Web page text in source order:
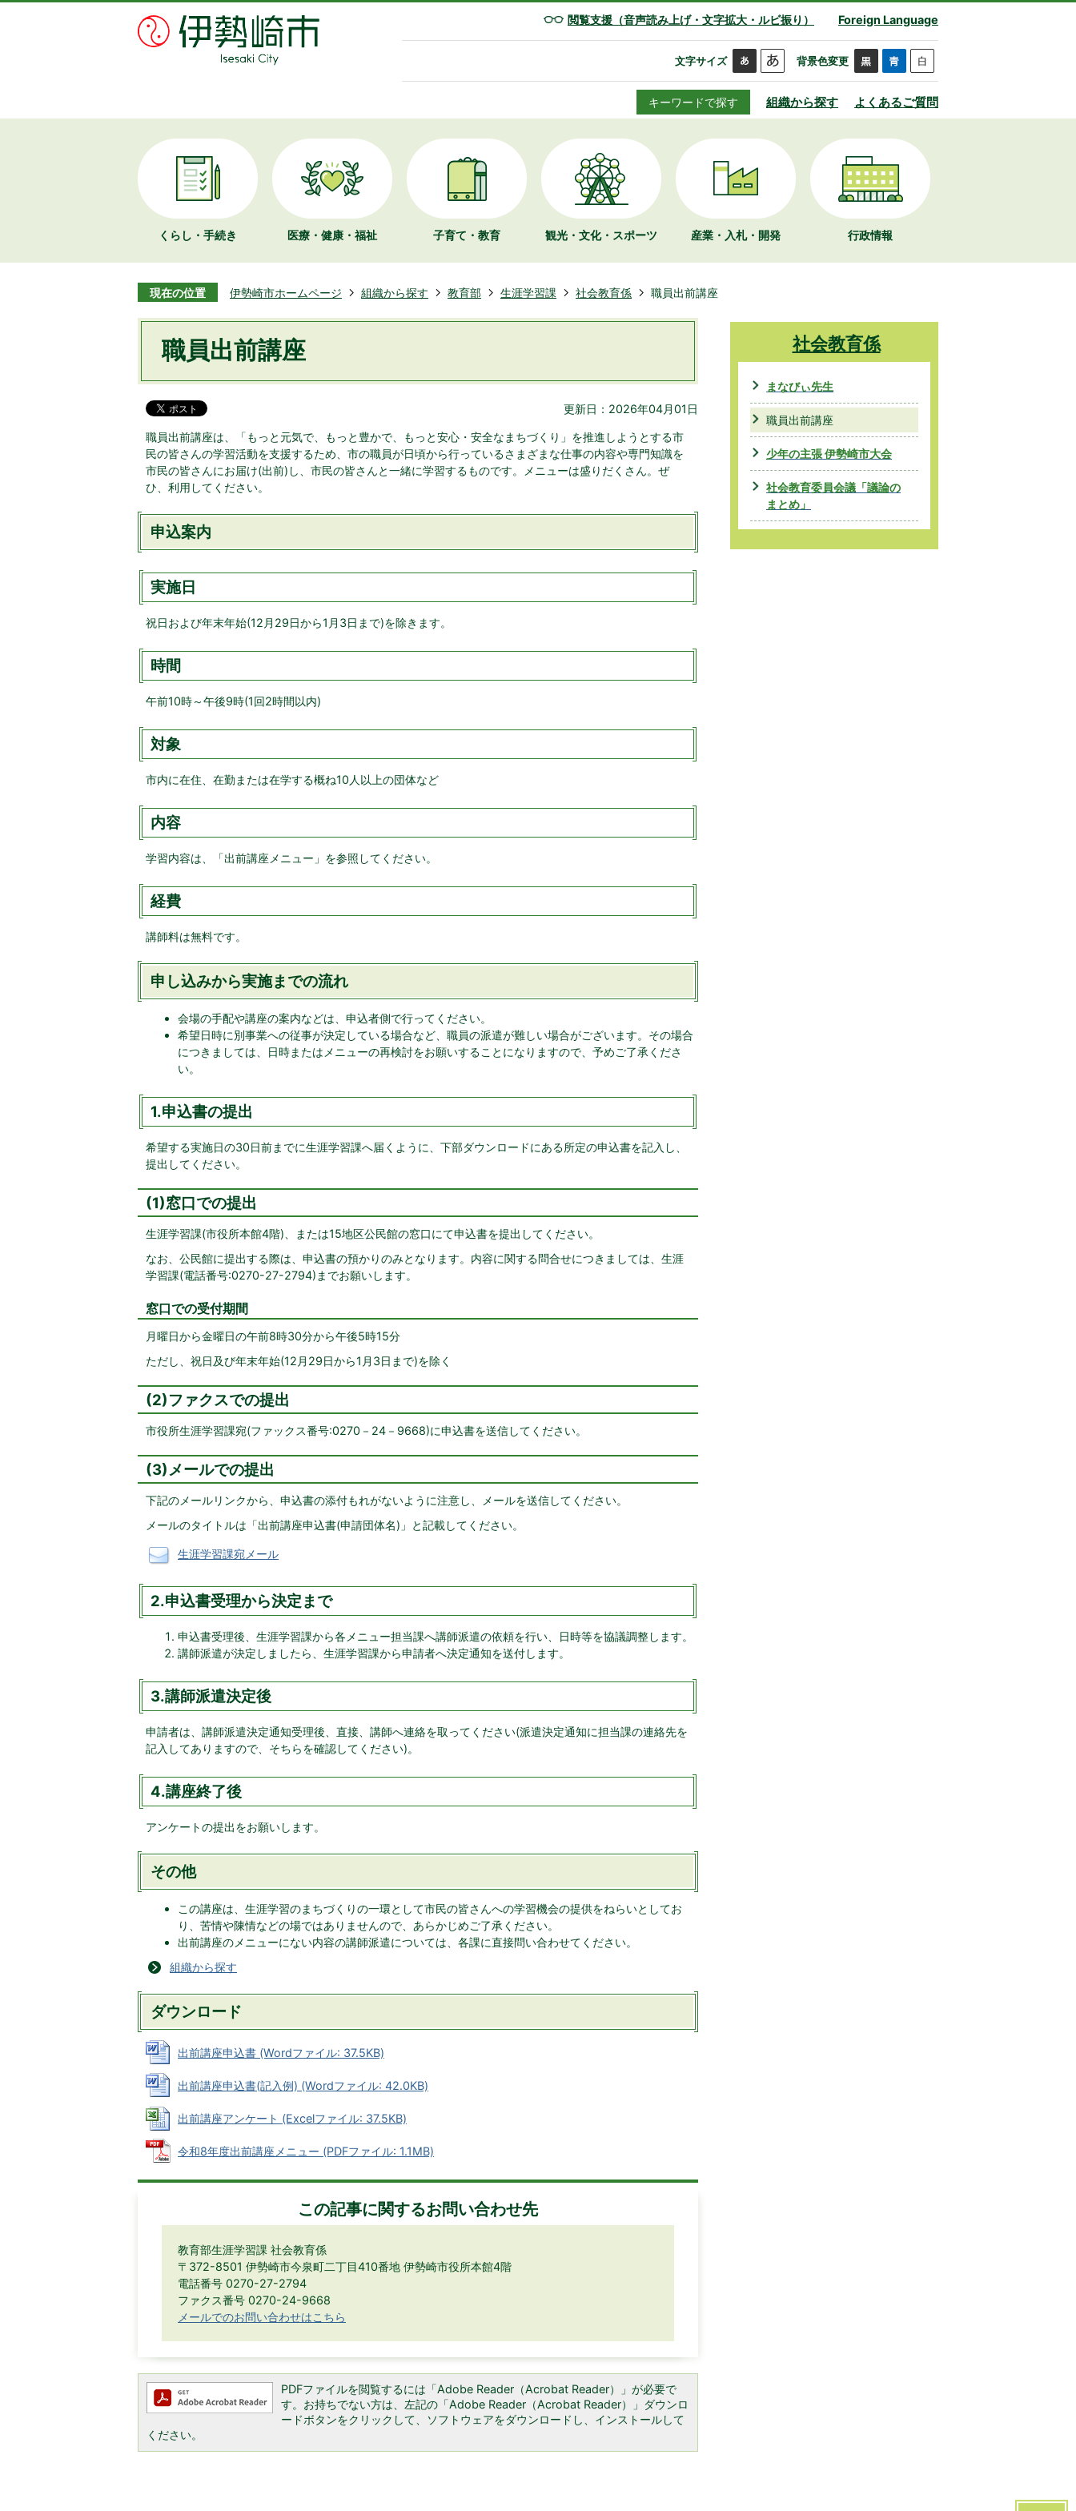
閲覧支援（音声読み上げ・文字拡大・ルビ振り） Foreign Language
文字サイズ 背景色変更
キーワードで探す 組織から探す よくあるご質問
くらし・手続き 医療・健康・福祉 子育て・教育 観光・文化・ スポーツ 産業・入札・開発 行政情報
現在の位置 伊勢崎市ホームページ 組織から探す 教育部 生涯学習課 社会教育係 職員出前講座
職員出前講座
更新日：2026年04月01日
職員出前講座は、「もっと元気で、もっと豊かで、もっと安心・安全なまちづくり」を推進しようとする市
民の皆さんの学習活動を支援するため、市の職員が日頃から行っているさまざまな仕事の内容や専門知識を
市民の皆さんにお届け(出前)し、市民の皆さんと一緒に学習するものです。メニューは盛りだくさん。ぜ
ひ、利用してください。
申込案内
実施日
祝日および年末年始(12月29日から1月3日まで)を除きます。
時間
午前10時～午後9時(1回2時間以内)
対象
市内に在住、在勤または在学する概ね10人以上の団体など
内容
学習内容は、「出前講座メニュー」を参照してください。
経費
講師料は無料です。
申し込みから実施までの流れ
会場の手配や講座の案内などは、申込者側で行ってください。
希望日時に別事業への従事が決定している場合など、職員の派遣が難しい場合がございます。その場合
につきましては、日時またはメニューの再検討をお願いすることになりますので、予めご了承くださ
い。
1.申込書の提出
希望する実施日の30日前までに生涯学習課へ届くように、下部ダウンロードにある所定の申込書を記入し、
提出してください。
(1)窓口での提出
生涯学習課(市役所本館4階)、または15地区公民館の窓口にて申込書を提出してください。
なお、公民館に提出する際は、申込書の預かりのみとなります。内容に関する問合せにつきましては、生涯
学習課(電話番号:0270-27-2794)までお願いします。
窓口での受付期間
月曜日から金曜日の午前8時30分から午後5時15分
ただし、祝日及び年末年始(12月29日から1月3日まで)を除く
(2)ファクスでの提出
市役所生涯学習課宛(ファックス番号:0270－24－9668)に申込書を送信してください。
(3)メールでの提出
下記のメールリンクから、申込書の添付もれがないように注意し、メールを送信してください。
メールのタイトルは「出前講座申込書(申請団体名)」と記載してください。
生涯学習課宛メール
2.申込書受理から決定まで
申込書受理後、生涯学習課から各メニュー担当課へ講師派遣の依頼を行い、日時等を協議調整します。
講師派遣が決定しましたら、生涯学習課から申請者へ決定通知を送付します。
3.講師派遣決定後
申請者は、講師派遣決定通知受理後、直接、講師へ連絡を取ってください(派遣決定通知に担当課の連絡先を
記入してありますので、そちらを確認してください)。
4.講座終了後
アンケートの提出をお願いします。
その他
この講座は、生涯学習のまちづくりの一環として市民の皆さんへの学習機会の提供をねらいとしてお
り、苦情や陳情などの場ではありませんので、あらかじめご了承ください。
出前講座のメニューにない内容の講師派遣については、各課に直接問い合わせてください。
組織から探す
ダウンロード
出前講座申込書 (Wordファイル: 37.5KB)
出前講座申込書(記入例) (Wordファイル: 42.0KB)
出前講座アンケート (Excelファイル: 37.5KB)
令和8年度出前講座メニュー (PDFファイル: 1.1MB)
この記事に関するお問い合わせ先
教育部生涯学習課 社会教育係
〒372-8501 伊勢崎市今泉町二丁目410番地 伊勢崎市役所本館4階
電話番号 0270-27-2794
ファクス番号 0270-24-9668
メールでのお問い合わせはこちら
PDFファイルを閲覧するには「Adobe Reader（Acrobat Reader）」が必要で
す。お持ちでない方は、左記の「Adobe Reader（Acrobat Reader）」ダウンロ
ードボタンをクリックして、ソフトウェアをダウンロードし、インストールして
ください。
社会教育係
まなびぃ先生
職員出前講座
少年の主張 伊勢崎市大会
社会教育委員会議「議論の
まとめ」